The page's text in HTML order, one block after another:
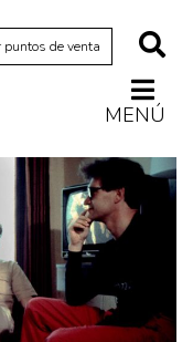
puntos de venta
MENÚ